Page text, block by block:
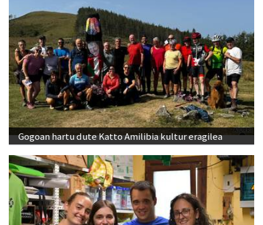
Gogoan hartu dute Katto Amilibia kultur eragilea